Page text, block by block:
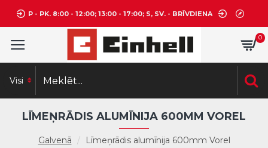
P - PK. 8:00 - 12:00; 13:00 - 17:00; S, SV. - BRĪVDIENA
0
Visi
Galvenā Līmeņrādis alumīnija 600mm Vorel
LĪMEŅRĀDIS ALUMĪNIJA 600MM VOREL